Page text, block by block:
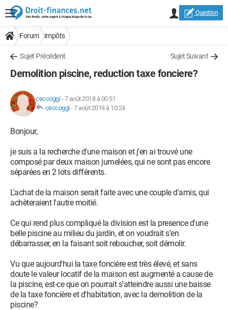
Question
Forum Impôts
Sujet Précédent Sujet Suivant
Demolition piscine, reduction taxe fonciere?
ceccoggi-7 août 2018 à 00:51
ceccoggi-7 août 2018 à 10:24
Bonjour,
je suis a la recherche d'une maison et j'en ai trouvé une
composé par deux maison jumelées, qui ne sont pas encore
séparées en 2 lots différents.
L'achat de la maison serait faite avec une couple d'amis, qui
achèteraient l'autre moitié.
Ce qui rend plus compliqué la division est la presence d'une
belle piscine au milieu du jardin, et on voudrait s'en
débarrasser, en la faisant soit reboucher, soit démolir.
Vu que aujourd'hui la taxe foncière est très élevé, et sans
doute le valeur locatif de la maison est augmenté a cause de
la piscine, est-ce que on pourrait s'atteindre aussi une baisse
de la taxe foncière et d'habitation, avec la demolition de la
piscine?